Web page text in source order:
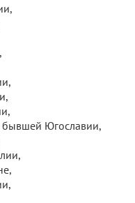
бывшей Югославии,